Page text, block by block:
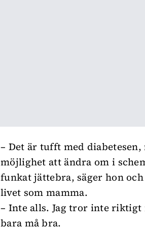
– Det är tufft med
möjlighet att ändra om i
funkat jättebra, säger hon
livet som mamma.
– Inte alls. Jag tror inte riktigt
bara må bra.